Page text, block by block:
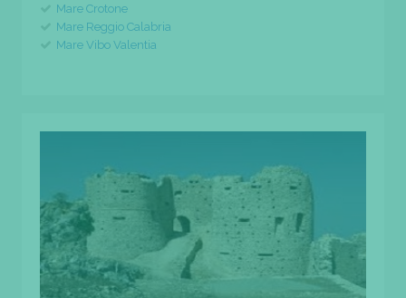
Mare Crotone
Mare Reggio Calabria
Mare Vibo Valentia